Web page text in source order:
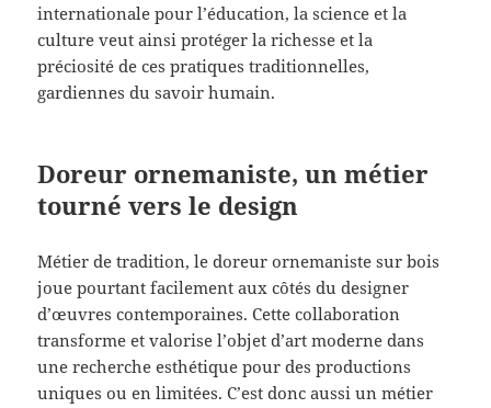
internationale pour l’éducation, la science et la
culture veut ainsi protéger la richesse et la
préciosité de ces pratiques traditionnelles,
gardiennes du savoir humain.
Doreur ornemaniste, un métier
tourné vers le design
Métier de tradition, le doreur ornemaniste sur bois
joue pourtant facilement aux côtés du designer
d’œuvres contemporaines. Cette collaboration
transforme et valorise l’objet d’art moderne dans
une recherche esthétique pour des productions
uniques ou en limitées. C’est donc aussi un métier